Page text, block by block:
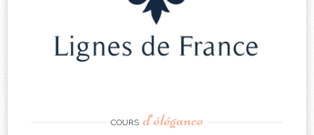
COURS d’élégance